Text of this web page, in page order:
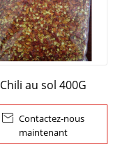
Chili au sol 400G
 Contactez-nous
maintenant